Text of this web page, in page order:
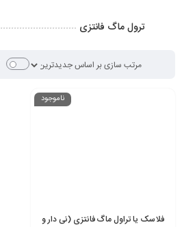
ترول ماگ فانتزی
ناموجود
فلاسک یا تراول ماگ فانتزی (نی دار و